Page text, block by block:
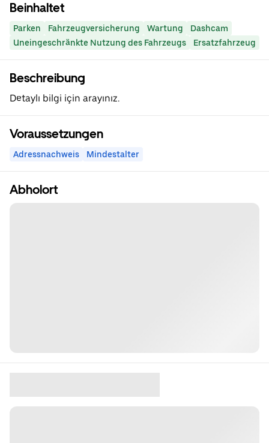
Beinhaltet
Parken Fahrzeugversicherung Wartung
Dashcam
Uneingeschränkte Nutzung des Fahrzeugs
Ersatzfahrzeug
Beschreibung
Detaylı bilgi için arayınız.
Voraussetzungen
Adressnachweis Mindestalter
Abholort